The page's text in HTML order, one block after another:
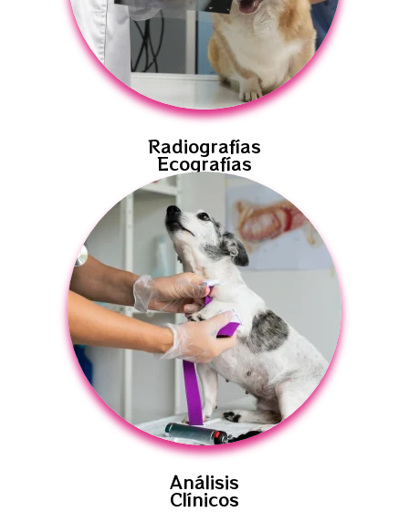
Radiografías
Ecografías
Análisis
Clínicos